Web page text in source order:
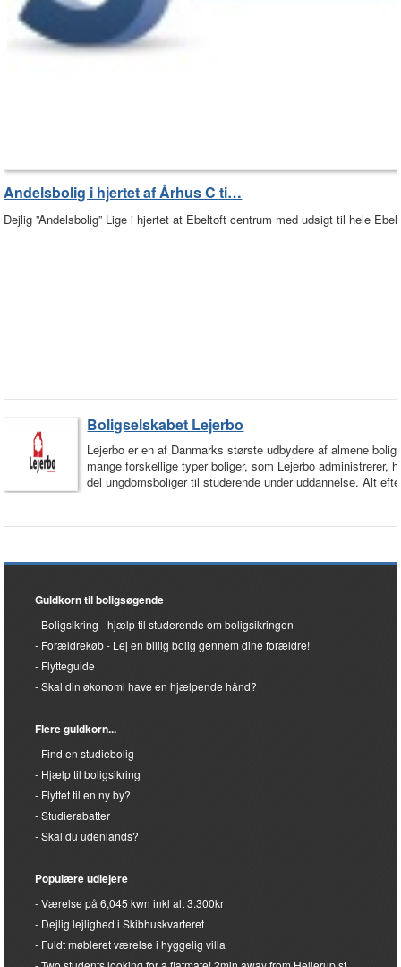
Andelsbolig i hjertet af Århus C ti…
Dejlig ”Andelsbolig” Lige i hjertet at Ebeltoft centrum med udsigt til hele
Boligselskabet Lejerbo
Lejerbo er en af Danmarks største udbydere af almene
mange forskellige typer boliger, som Lejerbo administrerer,
del ungdomsboliger til studerende under uddannelse. Alt
Guldkorn til boligsøgende
Boligsikring - hjælp til studerende om boligsikringen
Forældrekøb - Lej en billig bolig gennem dine forældre!
Flytteguide
Skal din økonomi have en hjælpende hånd?
Flere guldkorn...
Find en studiebolig
Hjælp til boligsikring
Flyttet til en ny by?
Studierabatter
Skal du udenlands?
Populære udlejere
Værelse på 6,045 kwn inkl alt 3.300kr
Dejlig lejlighed i Skibhuskvarteret
Fuldt møbleret værelse i hyggelig villa